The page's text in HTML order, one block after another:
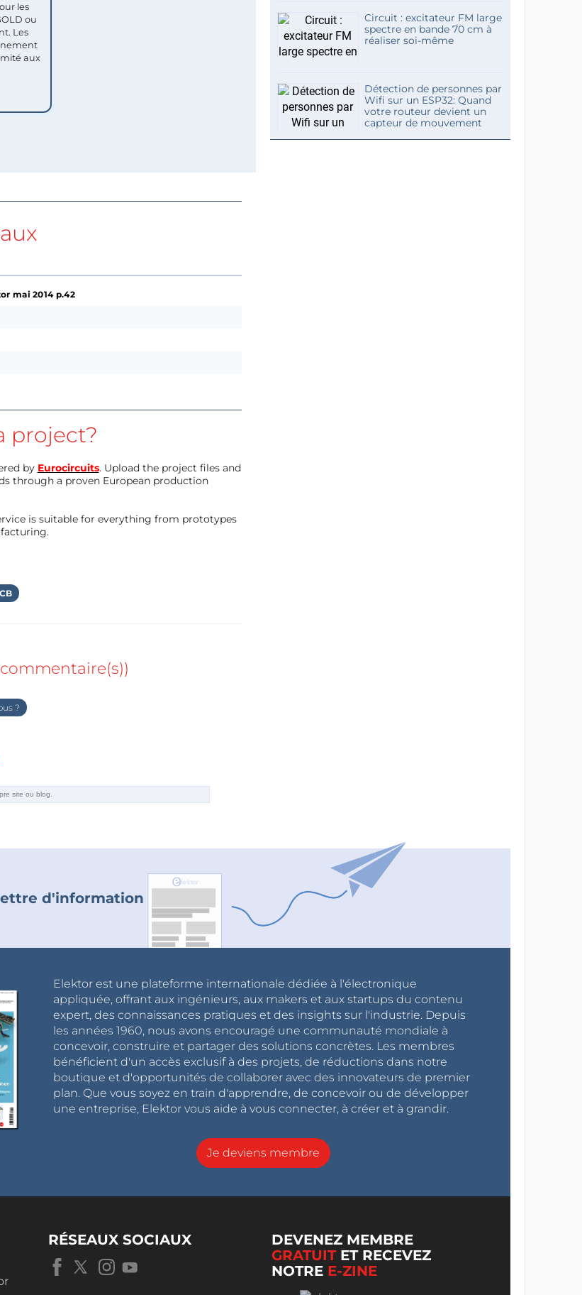
les
ou
Les
aux
mai 2014 p.42
project?
by Eurocircuits. Upload the project files and
through a proven European production
is suitable for everything from prototypes
?
Circuit : excitateur FM large
spectre en bande 70 cm à
réaliser soi-même
Détection de personnes par
Wifi sur un ESP32: Quand
votre routeur devient un
capteur de mouvement
d'information
Elektor est une plateforme internationale dédiée à l'électronique
appliquée, offrant aux ingénieurs, aux makers et aux startups du contenu
expert, des connaissances pratiques et des insights sur l'industrie. Depuis
les années 1960, nous avons encouragé une communauté mondiale à
concevoir, construire et partager des solutions concrètes. Les membres
bénéficient d'un accès exclusif à des projets, de réductions dans notre
boutique et d'opportunités de collaborer avec des innovateurs de premier
plan. Que vous soyez en train d'apprendre, de concevoir ou de développer
une entreprise, Elektor vous aide à vous connecter, à créer et à grandir.
Je deviens membre
RÉSEAUX SOCIAUX
DEVENEZ MEMBRE
GRATUITET RECEVEZ
NOTRE E-ZINE